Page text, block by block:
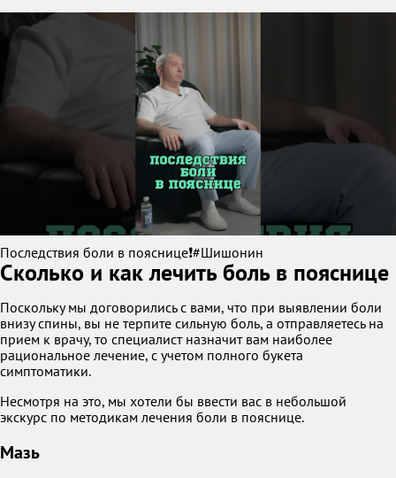
Последствия боли в пояснице❗️#Шишонин
Сколько и как лечить боль в пояснице
Поскольку мы договорились с вами, что при выявлении боли
внизу спины, вы не терпите сильную боль, а отправляетесь на
прием к врачу, то специалист назначит вам наиболее
рациональное лечение, с учетом полного букета
симптоматики.
Несмотря на это, мы хотели бы ввести вас в небольшой
экскурс по методикам лечения боли в пояснице.
Мазь